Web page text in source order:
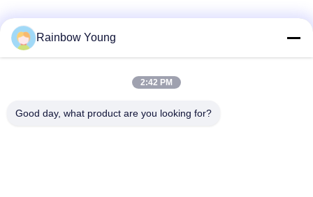
Rainbow Young
2:42 PM
Good day, what product are you looking for?